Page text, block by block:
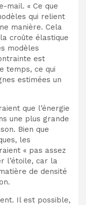
mail. « Ce que
qui relient
manière. Cela
croûte élastique
modèles
est
temps, ce qui
estimées un
que l’énergie
une plus grande
Bien que
les
« pas assez
l’étoile, car la
de densité
Il est possible,